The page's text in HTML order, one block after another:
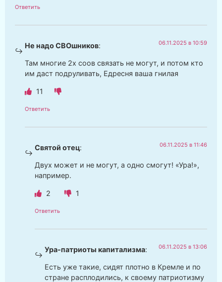
Ответить
Не надо СВОшников: 06.11.2025 в 10:59
Там многие 2х соов связать не могут, и потом кто
им даст подруливать, Едресня ваша гнилая
11
Ответить
Святой отец: 06.11.2025 в 11:46
Двух может и не могут, а одно смогут! «Ура!»,
например.
2 1
Ответить
Ура-патриоты капитализма: 06.11.2025 в 13:06
Есть уже такие, сидят плотно в Кремле и по
стране расплодились, к своему патриотизму